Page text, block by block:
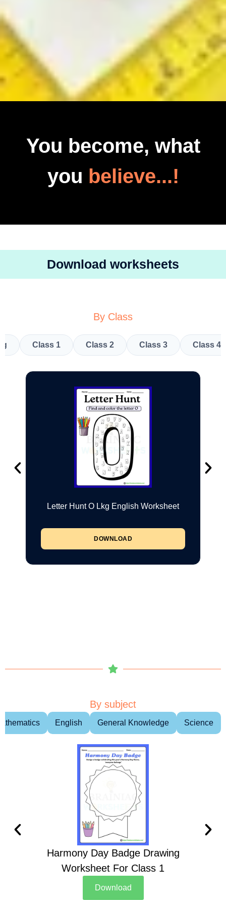
You become, what
you believe...!
Download worksheets
By Class
Class 1 Class 2 Class 3 Class 4
Letter Hunt O Lkg English Worksheet
DOWNLOAD
By subject
English General Knowledge Science
Harmony Day Badge Drawing
Worksheet For Class 1
Download